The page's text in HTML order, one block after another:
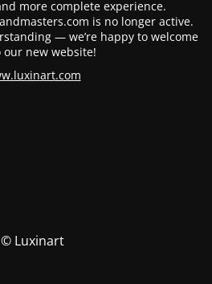
more complete experience.
is no longer active.
— we’re happy to welcome
our new website!
© Luxinart